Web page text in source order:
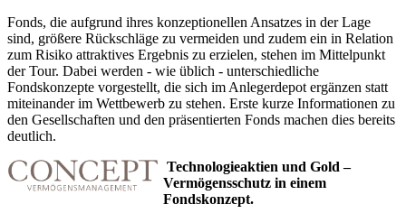
Fonds, die aufgrund ihres konzeptionellen Ansatzes in der Lage
sind, größere Rückschläge zu vermeiden und zudem ein in Relation
zum Risiko attraktives Ergebnis zu erzielen, stehen im Mittelpunkt
der Tour. Dabei werden - wie üblich - unterschiedliche
Fondskonzepte vorgestellt, die sich im Anlegerdepot ergänzen statt
miteinander im Wettbewerb zu stehen. Erste kurze Informationen zu
den Gesellschaften und den präsentierten Fonds machen dies bereits
deutlich.
Technologieaktien und Gold –
Vermögensschutz in einem
Fondskonzept.